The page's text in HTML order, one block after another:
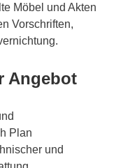
Möbel und Akten
Vorschriften,
Angebot
Plan
und